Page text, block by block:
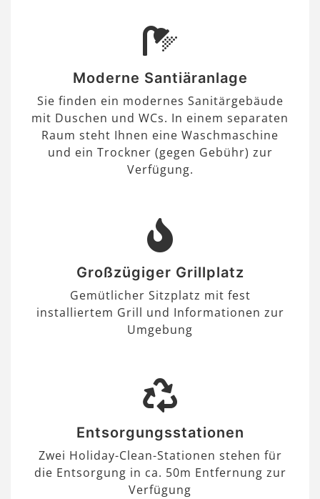
Moderne Santiäranlage
Sie finden ein modernes Sanitärgebäude
mit Duschen und WCs. In einem separaten
Raum steht Ihnen eine Waschmaschine
und ein Trockner (gegen Gebühr) zur
Verfügung.
Großzügiger Grillplatz
Gemütlicher Sitzplatz mit fest
installiertem Grill und Informationen zur
Umgebung
Entsorgungsstationen
Zwei Holiday-Clean-Stationen stehen für
die Entsorgung in ca. 50m Entfernung zur
Verfügung